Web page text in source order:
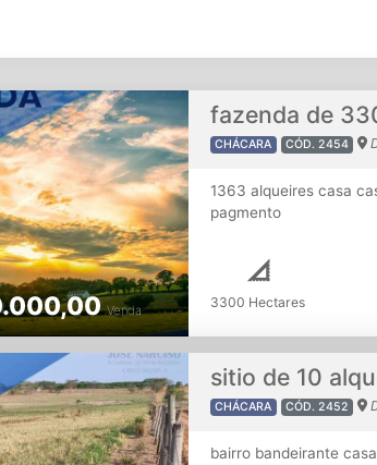
CHÁCARA CÓD. 2454
Venda
1363 alqueires casa
pagmento
3300 Hectares
sitio de 10
CHÁCARA CÓD. 2452
bairro bandeirante